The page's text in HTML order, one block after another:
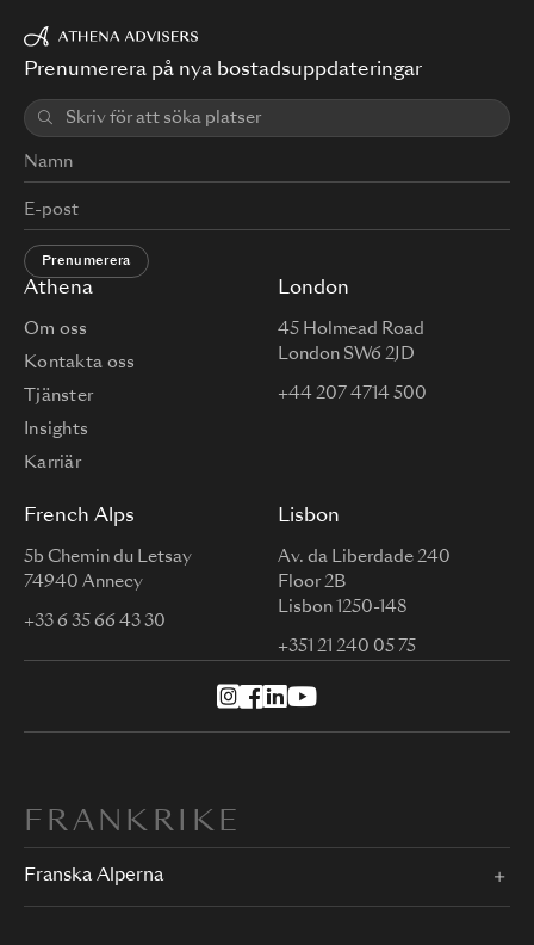
Athena
Om oss
Kontakta oss
Tjänster
Insights
Karriär
London
45 Holmead Road
London SW6 2JD
+44 207 4714 500
French Alps
5b Chemin du Letsay
74940 Annecy
+33 6 35 66 43 30
Lisbon
Av. da Liberdade 240
Floor 2B
Lisbon 1250-148
+351 21 240 05 75
Prenumerera på nya bostadsuppdateringar
Prenumerera
FRANKRIKE
Franska Alperna